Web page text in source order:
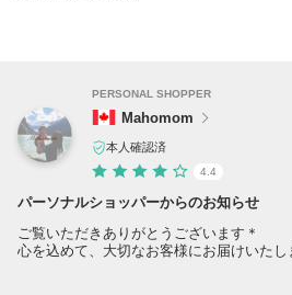
PERSONAL SHOPPER
Mahomom
本人確認済
4.4
パーソナルショッパーからのお知らせ
ご覧いただきありがとうございます＊
心を込めて、大切なお客様にお届けいたし
この度は数あるショップの中から